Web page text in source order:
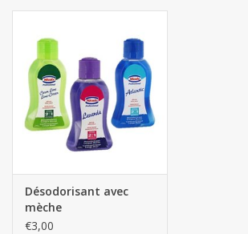
Désodorisant avec
mèche
€3,00